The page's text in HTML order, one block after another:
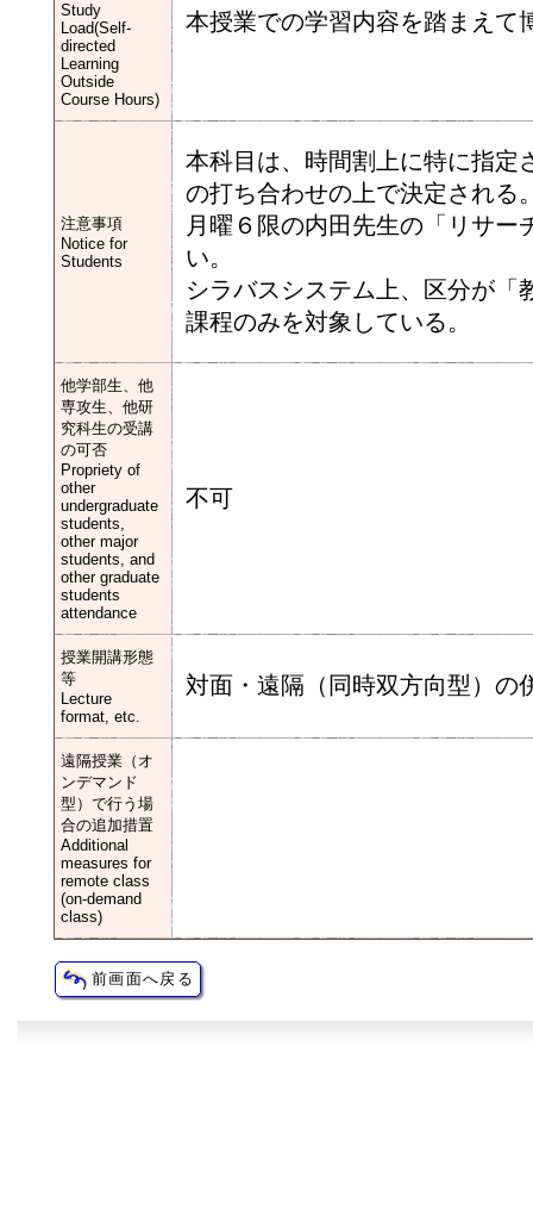
Study
Load(Self-
directed
Learning
Outside
Course Hours)
本授業での学習内容を踏まえて
注意事項
Notice for
Students
本科目は、時間割上に特に指定
の打ち合わせの上で決定される
月曜６限の内田先生の「リサ
い。
シラバスシステム上、区分が「
課程のみを対象している。
他学部生、他
専攻生、他研
究科生の受講
の可否
Propriety of
other
undergraduate
students,
other major
students, and
other graduate
students
attendance
不可
授業開講形態
等
Lecture
format, etc.
対面・遠隔（同時双方向型）の
遠隔授業（オ
ンデマンド
型）で行う場
合の追加措置
Additional
measures for
remote class
(on-demand
class)